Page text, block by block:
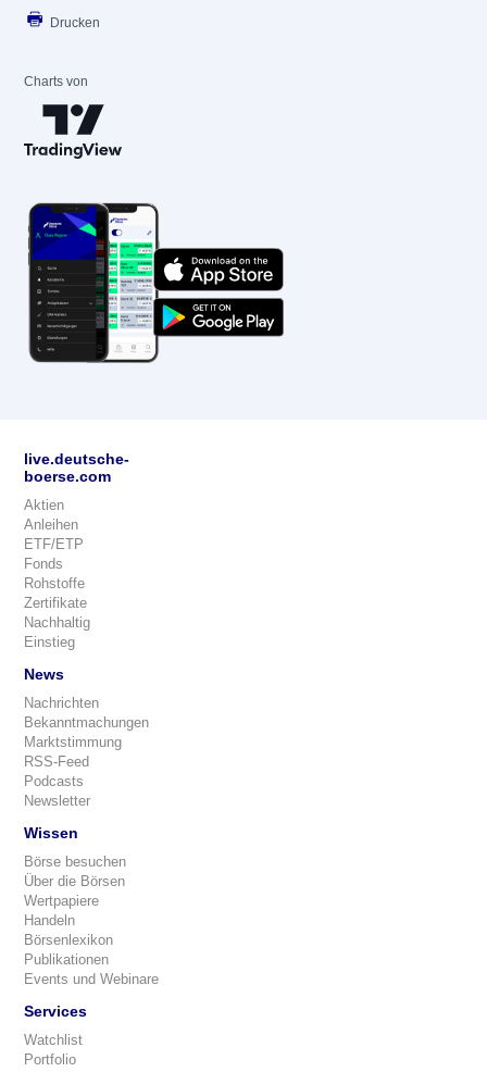
Drucken
Charts von
live.deutsche-
boerse.com
Aktien
Anleihen
ETF/ETP
Fonds
Rohstoffe
Zertifikate
Nachhaltig
Einstieg
News
Nachrichten
Bekanntmachungen
Marktstimmung
RSS-Feed
Podcasts
Newsletter
Wissen
Börse besuchen
Über die Börsen
Wertpapiere
Handeln
Börsenlexikon
Publikationen
Events und Webinare
Services
Watchlist
Portfolio